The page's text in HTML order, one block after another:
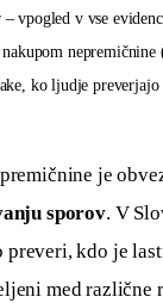
vpogled v vse
nepremičnine
ko ljudje preverjajo
je
sporov. V
preveri, kdo je
med